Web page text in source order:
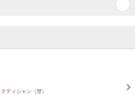
ティシャン （歴）